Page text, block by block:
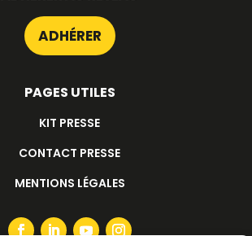
ADHÉRER
PAGES UTILES
KIT PRESSE
CONTACT PRESSE
MENTIONS LÉGALES